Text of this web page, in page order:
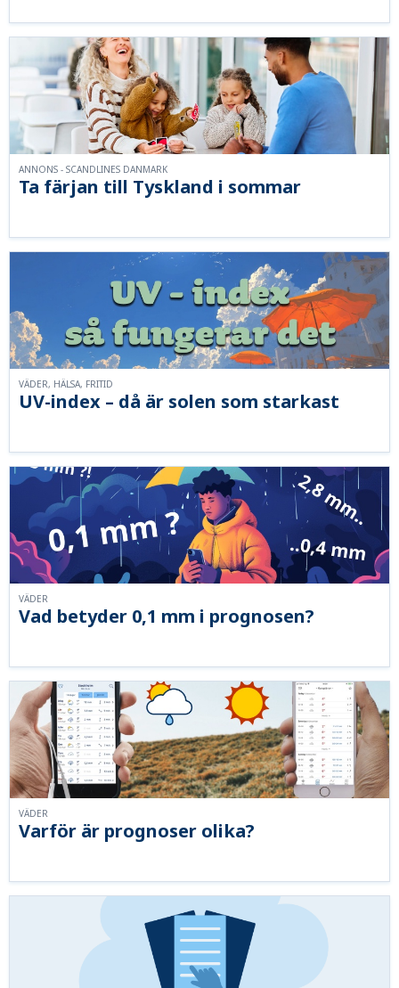
Ta färjan till Tyskland i sommar
ANNONS - SCANDLINES DANMARK
UV-index – då är solen som starkast
VÄDER, HÄLSA, FRITID
Vad betyder 0,1 mm i prognosen?
VÄDER
Varför är prognoser olika?
VÄDER